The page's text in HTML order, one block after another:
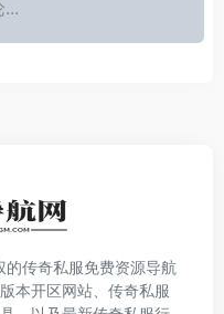
传奇私服免费资源导航
本开区网站、传奇私服